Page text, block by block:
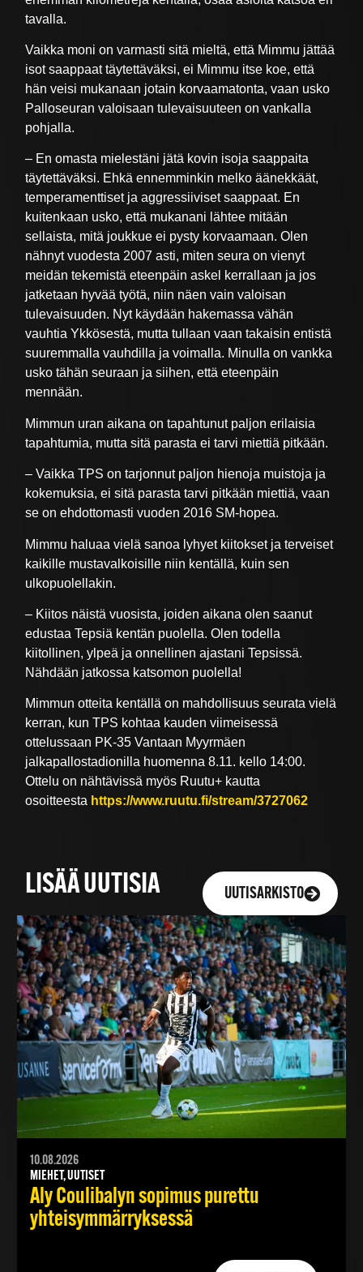
tavalla.
Vaikka moni on varmasti sitä mieltä, että Mimmu jättää
isot saappaat täytettäväksi, ei Mimmu itse koe, että
hän veisi mukanaan jotain korvaamatonta, vaan usko
Palloseuran valoisaan tulevaisuuteen on vankalla
pohjalla.
– En omasta mielestäni jätä kovin isoja saappaita
täytettäväksi. Ehkä ennemminkin melko äänekkäät,
temperamenttiset ja aggressiiviset saappaat. En
kuitenkaan usko, että mukanani lähtee mitään
sellaista, mitä joukkue ei pysty korvaamaan. Olen
nähnyt vuodesta 2007 asti, miten seura on vienyt
meidän tekemistä eteenpäin askel kerrallaan ja jos
jatketaan hyvää työtä, niin näen vain valoisan
tulevaisuuden. Nyt käydään hakemassa vähän
vauhtia Ykkösestä, mutta tullaan vaan takaisin entistä
suuremmalla vauhdilla ja voimalla. Minulla on vankka
usko tähän seuraan ja siihen, että eteenpäin
mennään.
Mimmun uran aikana on tapahtunut paljon erilaisia
tapahtumia, mutta sitä parasta ei tarvi miettiä pitkään.
– Vaikka TPS on tarjonnut paljon hienoja muistoja ja
kokemuksia, ei sitä parasta tarvi pitkään miettiä, vaan
se on ehdottomasti vuoden 2016 SM-hopea.
Mimmu haluaa vielä sanoa lyhyet kiitokset ja terveiset
kaikille mustavalkoisille niin kentällä, kuin sen
ulkopuolellakin.
– Kiitos näistä vuosista, joiden aikana olen saanut
edustaa Tepsiä kentän puolella. Olen todella
kiitollinen, ylpeä ja onnellinen ajastani Tepsissä.
Nähdään jatkossa katsomon puolella!
Mimmun otteita kentällä on mahdollisuus seurata vielä
kerran, kun TPS kohtaa kauden viimeisessä
ottelussaan PK-35 Vantaan Myyrmäen
jalkapallostadionilla huomenna 8.11. kello 14:00.
Ottelu on nähtävissä myös Ruutu+ kautta
osoitteesta https://www.ruutu.fi/stream/3727062
LISÄÄ UUTISIA UUTISARKISTO
10.08.2026
MIEHET, UUTISET
Aly Coulibalyn sopimus purettu
yhteisymmärryksessä